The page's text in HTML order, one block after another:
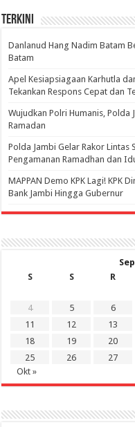
Terkini
Danlanud Hang Nadim Batam
Batam
Apel Kesiapsiagaan Karhutla
Tekankan Respons Cepat dan
Wujudkan Polri Humanis, Polda
Ramadan
Polda Jambi Gelar Rakor Lintas
Pengamanan Ramadhan dan
‎MAPPAN Demo KPK Lagi! KPK
Bank Jambi Hingga Gubernur ‎
S
S R
4
5 6
11
12 13
18
19 20
25
26 27
Okt »